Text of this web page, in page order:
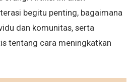
begitu penting, bagaimana
dan komunitas, serta
tentang cara meningkatkan